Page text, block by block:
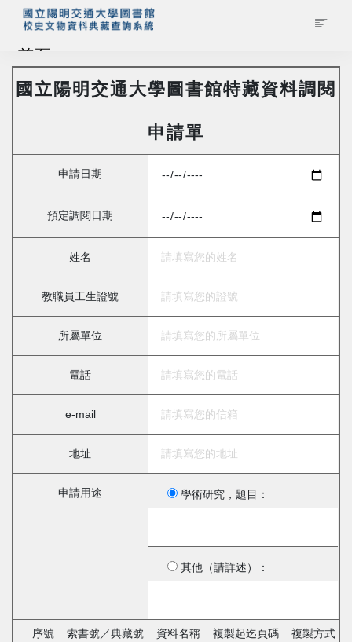
首頁
藏品查詢
管理者登入
國立陽明交通大學圖書館特藏資料調閱
申請單
申請日期
預定調閱日期
姓名
教職員工生證號
所屬單位
電話
e-mail
地址
申請用途 學術研究，題目：
其他（請詳述）：
序號 索書號／典藏號 資料名稱 複製起迄頁碼 複製方式